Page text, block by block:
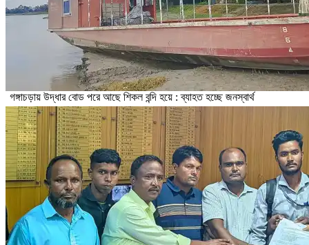
গঙ্গাচড়ায় উদ্ধার বোড পরে আছে শিকল বন্দি হয়ে : ব্যাহত হচ্ছে জনস্বার্থ